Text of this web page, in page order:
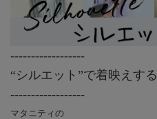
------------------
“シルエット”で着映えする
------------------
マタニティの